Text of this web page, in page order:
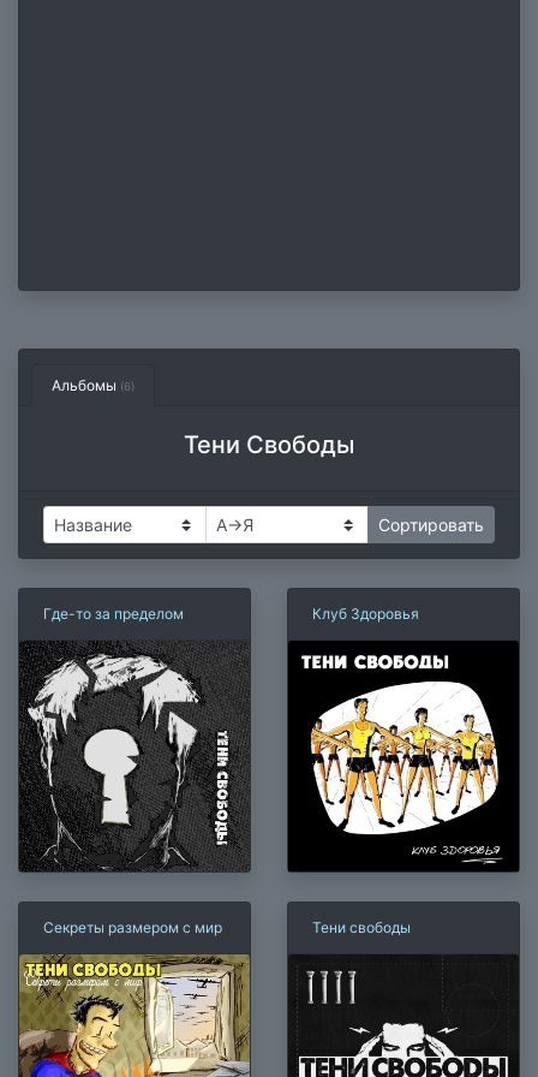
Альбомы (6)
Тени Свободы
Где-то за пределом Клуб Здоровья
Секреты размером с мир Тени свободы